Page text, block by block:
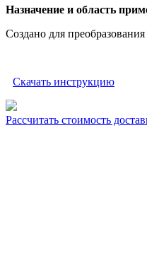
Назначение и область
Создано для
Скачать инструкцию
Рассчитать стоимость